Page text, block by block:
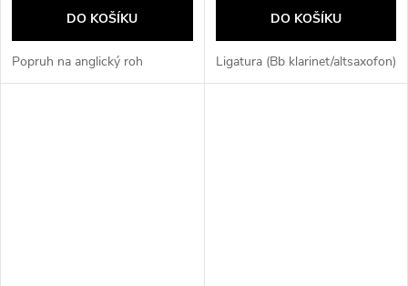
DO KOŠÍKU
Popruh na anglický roh
DO KOŠÍKU
Ligatura (Bb klarinet/altsaxofon)